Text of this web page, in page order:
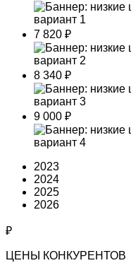
7 820 ₽
8 340 ₽
9 000 ₽
2023
2024
2025
2026
₽
ЦЕНЫ КОНКУРЕНТОВ